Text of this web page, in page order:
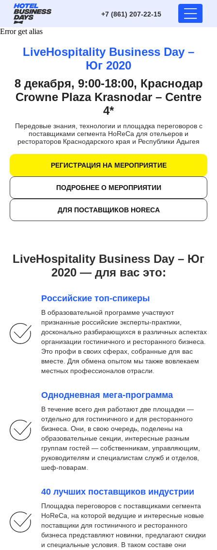
Error get alias
LiveHospitality Business Day –
Юг 2020
8 декабря, 9:00-18:00, Краснодар
Crowne Plaza Krasnodar – Centre
4*
Передовые знания, технологии и площадка переговоров с
поставщиками сегмента HoReCa для отельеров и
рестораторов Краснодарского края и Республики Адыгея
РЕГИСТРАЦИЯ НА МЕРОПРИЯТИЕ
ПОДРОБНЕЕ О МЕРОПРИЯТИИ
ДЛЯ ПОСТАВЩИКОВ HORECA
LiveHospitality Business Day – Юг
2020 — для вас это:
Российские топ-спикеры
В образовательной программе участвуют
признанные российские эксперты-практики,
досконально разбирающихся в различных аспектах
организации гостиничного и ресторанного бизнеса.
Это профи в своих сферах, собранные для вас
вместе. Для обмена опытом мы также вовлекаем
местных профессионалов отрасли.
Однодневная мега-программа
В течение всего дня работают две площадки —
отдельно для гостиничного и для ресторанного
бизнеса. Они, в свою очередь, поделены на
образовательные секции, интересные разным
группам гостей — собственникам, управляющим,
руководителям и специалистам служб и отделов,
шеф-поварам.
40 лучших поставщиков индустрии
Площадка переговоров с поставщиками сегмента
HoReCa, на которой ведущие и интересные новые
поставщики для гостиничного и ресторанного
бизнеса представляют новинки, предлагают скидки
и специальные условия. В таком составе они